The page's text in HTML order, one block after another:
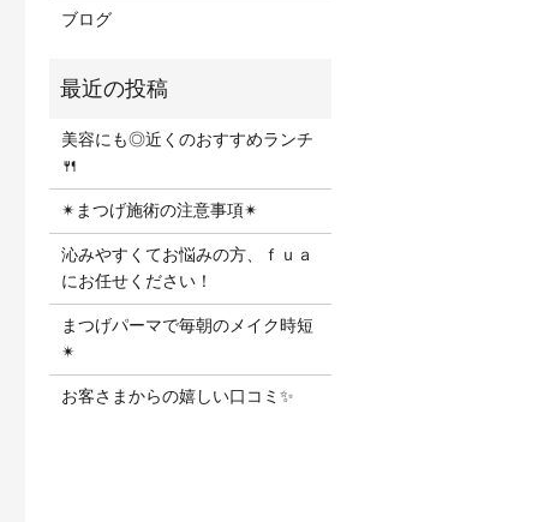
ブログ
美容にも◎近くのおすすめランチ
🍴
✴︎まつげ施術の注意事項✴︎
沁みやすくてお悩みの方、ｆｕａ
にお任せください！
まつげパーマで毎朝のメイク時短
✴︎
お客さまからの嬉しい口コミ✨